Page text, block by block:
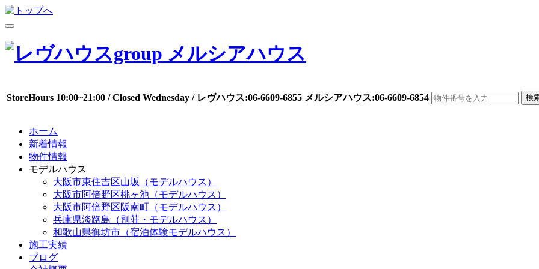
StoreHours 10:00~21:00 / Closed Wednesday / レヴハウス:06-6609-6855 メルシアハウス:06-6609-6854 検
ホーム
新着情報
物件情報
モデルハウス
大阪市東住吉区山坂（モデルハウス）
大阪市阿倍野区桃ヶ池（モデルハウス）
大阪市阿倍野区阪南町（モデルハウス）
兵庫県淡路島（別荘・モデルハウス）
和歌山県御坊市（宿泊体験モデルハウス）
施工実績
ブログ